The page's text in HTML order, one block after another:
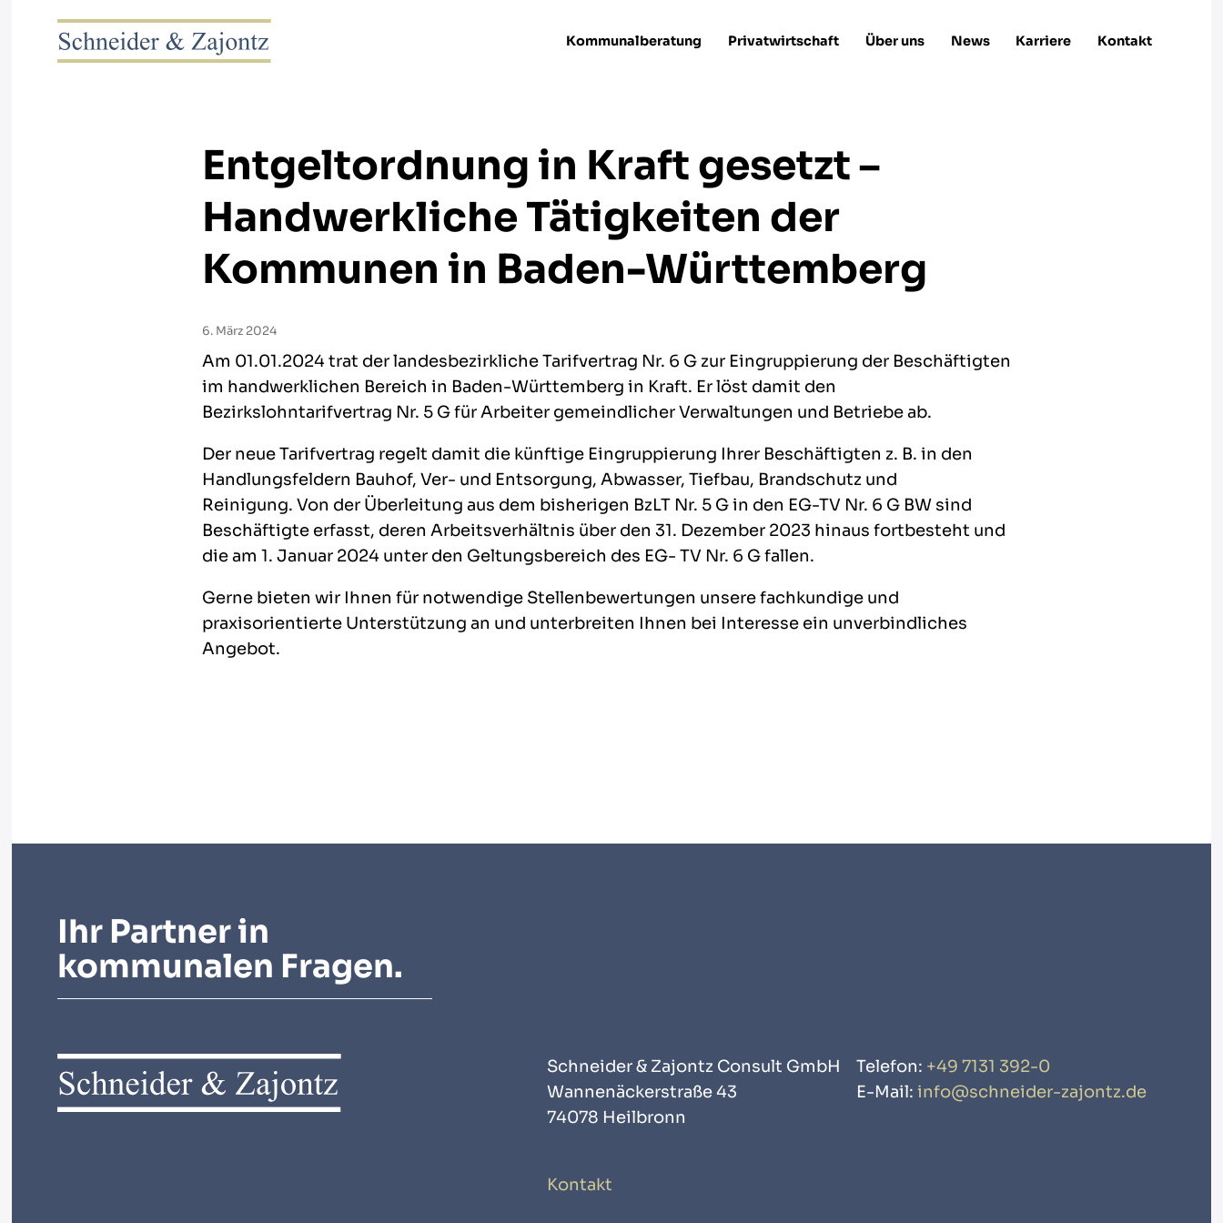
Kommunalberatung Privatwirtschaft Über uns News Karriere Kontakt
Entgeltordnung in Kraft gesetzt –
Handwerkliche Tätigkeiten der
Kommunen in Baden-Württemberg
6. März 2024
Am 01.01.2024 trat der landesbezirkliche Tarifvertrag Nr. 6 G zur Eingruppierung der Beschäftigten
im handwerklichen Bereich in Baden-Württemberg in Kraft. Er löst damit den
Bezirkslohntarifvertrag Nr. 5 G für Arbeiter gemeindlicher Verwaltungen und Betriebe ab.
Der neue Tarifvertrag regelt damit die künftige Eingruppierung Ihrer Beschäftigten z. B. in den
Handlungsfeldern Bauhof, Ver- und Entsorgung, Abwasser, Tiefbau, Brandschutz und
Reinigung. Von der Überleitung aus dem bisherigen BzLT Nr. 5 G in den EG-TV Nr. 6 G BW sind
Beschäftigte erfasst, deren Arbeitsverhältnis über den 31. Dezember 2023 hinaus fortbesteht und
die am 1. Januar 2024 unter den Geltungsbereich des EG- TV Nr. 6 G fallen.
Gerne bieten wir Ihnen für notwendige Stellenbewertungen unsere fachkundige und
praxisorientierte Unterstützung an und unterbreiten Ihnen bei Interesse ein unverbindliches
Angebot.
Ihr Partner in
kommunalen Fragen.
Schneider & Zajontz Consult GmbH
Wannenäckerstraße 43
74078 Heilbronn
Kontakt
Telefon: +49 7131 392-0
E-Mail: info@schneider-zajontz.de